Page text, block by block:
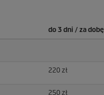
do 3 dni / za dobę
220 zł
250 zł